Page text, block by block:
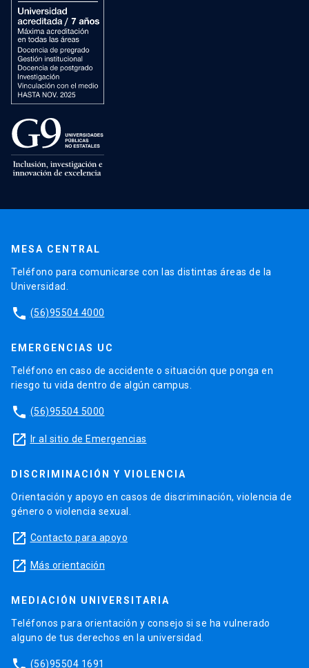
MESA CENTRAL
Teléfono para comunicarse con las distintas áreas de la
Universidad.
phone (56)95504 4000
EMERGENCIAS UC
Teléfono en caso de accidente o situación que ponga en
riesgo tu vida dentro de algún campus.
phone (56)95504 5000
launch Ir al sitio de Emergencias
DISCRIMINACIÓN Y VIOLENCIA
Orientación y apoyo en casos de discriminación, violencia de
género o violencia sexual.
launch Contacto para apoyo
launch Más orientación
MEDIACIÓN UNIVERSITARIA
Teléfonos para orientación y consejo si se ha vulnerado
alguno de tus derechos en la universidad.
(56)95504 1691